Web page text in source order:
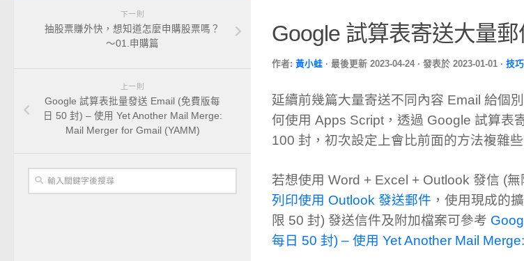
Google 試算表寄送大量
作者: 黃小蛙 · 最後更新 2023-04-24 · 發表於 2023-01-01 · 技
延續前幾篇大量寄送不同內容 Email 給個
何使用 Apps Script，透過 Google 試算表
100 封，初次設定上會比前面的方法複雜些
若想使用 Word + Excel + Outlook 發信 (
列印使用 Outlook 發送郵件 ，使用現成的
限 50 封) 發送信件及附加檔案可參考
每日 50 封) – 使用 Yet Another Mail
下一則
抽股票賺外快，想知道怎麼申購股票嗎？
～01.申購篇
上一則
Google 試算表批量發送 Email (免費版每
日 50 封) – 使用 Yet Another Mail Merge:
Mail Merger for Gmail (YAMM)